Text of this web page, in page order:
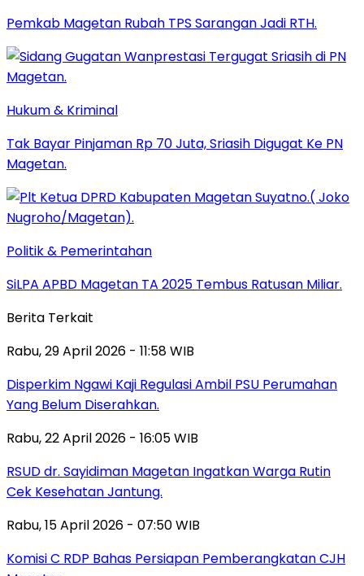
Pemkab Magetan Rubah TPS Sarangan Jadi RTH.
Hukum & Kriminal
Tak Bayar Pinjaman Rp 70 Juta, Sriasih Digugat Ke PN
Magetan.
Politik & Pemerintahan
SiLPA APBD Magetan TA 2025 Tembus Ratusan Miliar.
Berita Terkait
Rabu, 29 April 2026 - 11:58 WIB
Disperkim Ngawi Kaji Regulasi Ambil PSU Perumahan
Yang Belum Diserahkan.
Rabu, 22 April 2026 - 16:05 WIB
RSUD dr. Sayidiman Magetan Ingatkan Warga Rutin
Cek Kesehatan Jantung.
Rabu, 15 April 2026 - 07:50 WIB
Komisi C RDP Bahas Persiapan Pemberangkatan CJH